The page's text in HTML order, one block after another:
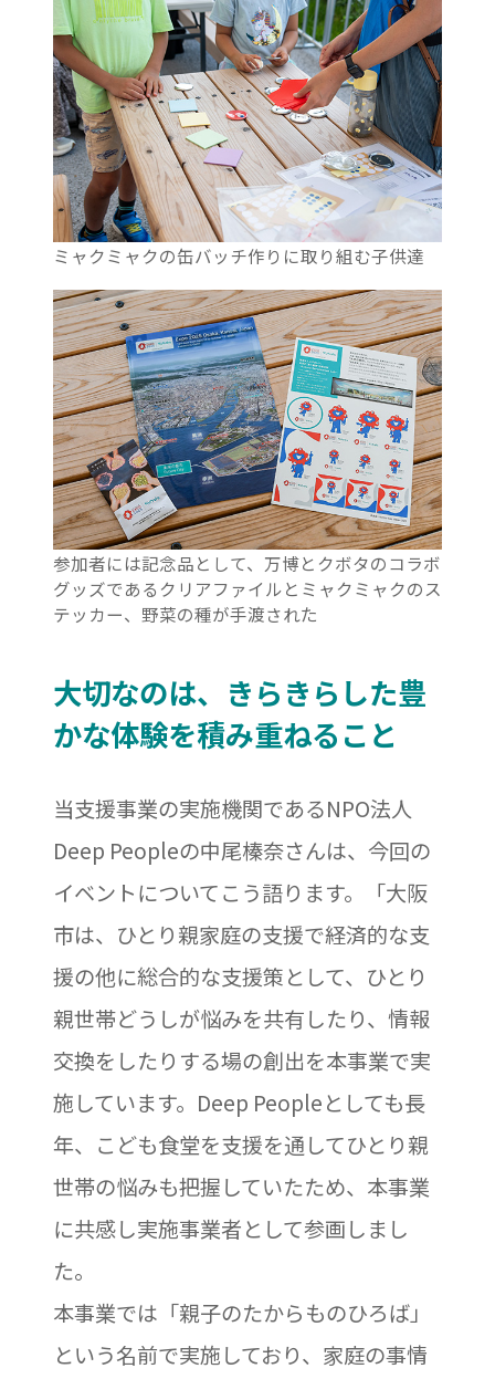
ミャクミャクの缶バッチ作りに取り組む子供達
参加者には記念品として、万博とクボタのコラボ
グッズであるクリアファイルとミャクミャクのス
テッカー、野菜の種が手渡された
大切なのは、きらきらした豊
かな体験を積み重ねること
当支援事業の実施機関であるNPO法人
Deep Peopleの中尾榛奈さんは、今回の
イベントについてこう語ります。「大阪
市は、ひとり親家庭の支援で経済的な支
援の他に総合的な支援策として、ひとり
親世帯どうしが悩みを共有したり、情報
交換をしたりする場の創出を本事業で実
施しています。Deep Peopleとしても長
年、こども食堂を支援を通してひとり親
世帯の悩みも把握していたため、本事業
に共感し実施事業者として参画しまし
た。
本事業では「親子のたからものひろば」
という名前で実施しており、家庭の事情